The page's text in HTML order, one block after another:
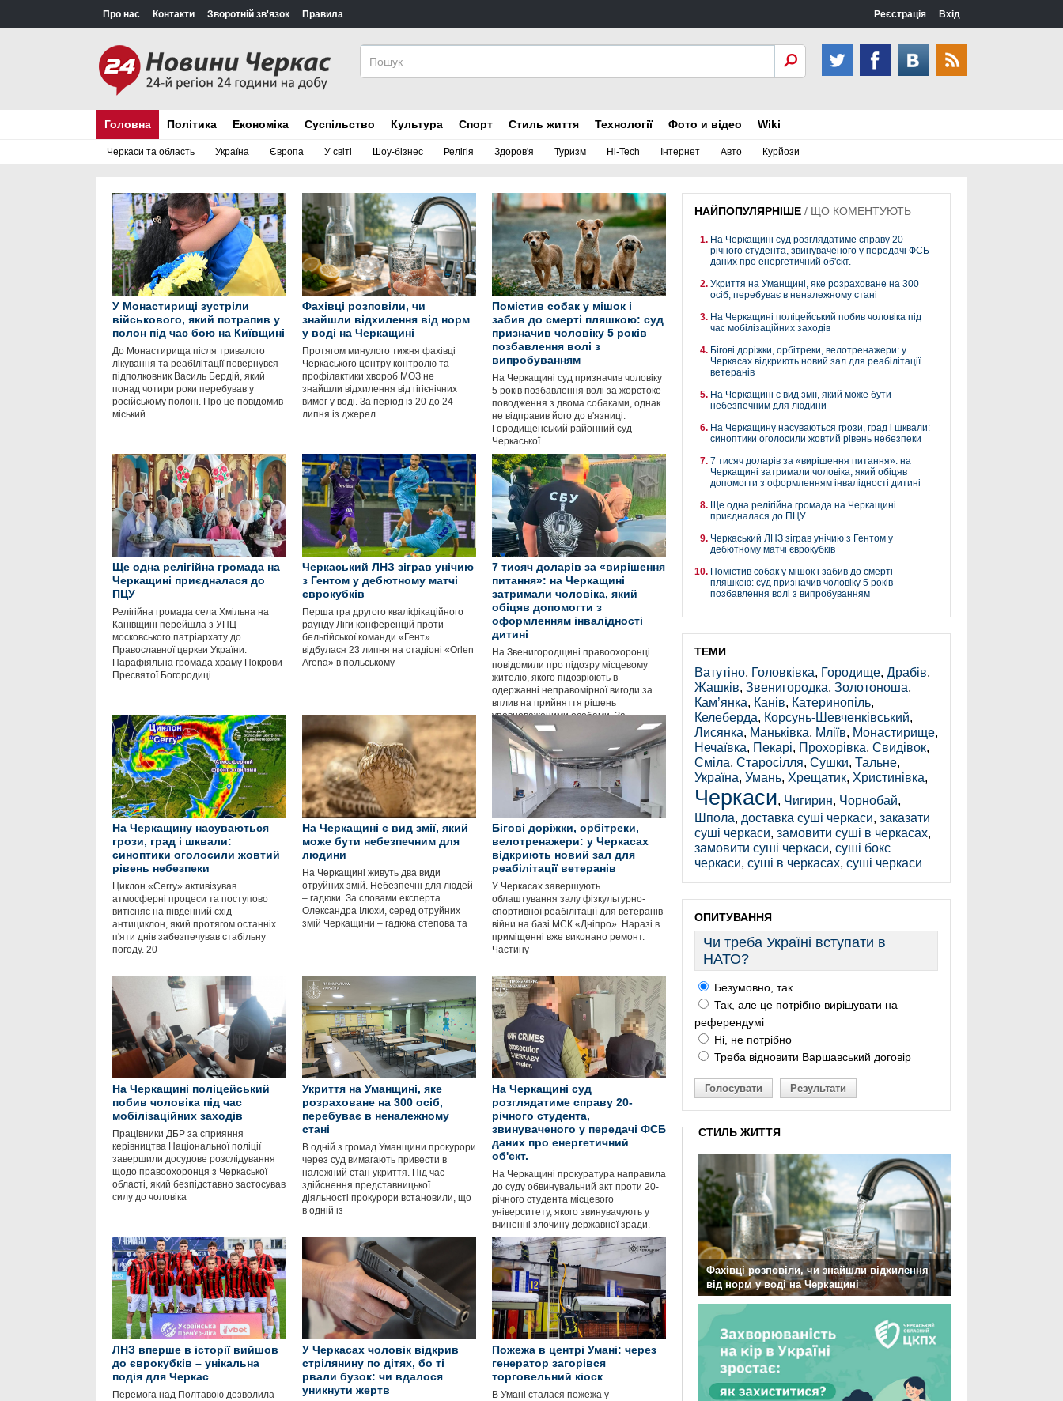
Про нас Контакти Зворотній зв'язок Правила Реєстрація Вхід
Головна
Черкаси та область Україна Європа У світі Шоу-бізнес Релігія Здоров'я Туризм Hi-Tech Інтернет Авто Курйози
Політика Економіка Суспільство Культура Спорт Стиль життя Технології Фото и відео Wiki
У Монастирищі зустріли
військового, який потрапив у
полон під час бою на Київщині
До Монастирища після тривалого
лікування та реабілітації повернувся
підполковник Василь Бердій, який
понад чотири роки перебував у
російському полоні. Про це повідомив
міський
Фахівці розповіли, чи
знайшли відхилення від норм
у воді на Черкащині
Протягом минулого тижня фахівці
Черкаського центру контролю та
профілактики хвороб МОЗ не
знайшли відхилення від гігієнічних
вимог у воді. За період із 20 до 24
липня із джерел
Помістив собак у мішок і
забив до смерті пляшкою: суд
призначив чоловіку 5 років
позбавлення волі з
випробуванням
На Черкащині суд призначив чоловіку
5 років позбавлення волі за жорстоке
поводження з двома собаками, однак
не відправив його до в'язниці.
Городищенський районний суд
Черкаської
Ще одна релігійна громада на
Черкащині приєдналася до
ПЦУ
Релігійна громада села Хмільна на
Канівщині перейшла з УПЦ
московського патріархату до
Православної церкви України.
Парафіяльна громада храму Покрови
Пресвятої Богородиці
Черкаський ЛНЗ зіграв унічию
з Гентом у дебютному матчі
єврокубків
Перша гра другого кваліфікаційного
раунду Ліги конференцій проти
бельгійської команди «Гент»
відбулася 23 липня на стадіоні «Orlen
Arena» в польському
7 тисяч доларів за «вирішення
питання»: на Черкащині
затримали чоловіка, який
обіцяв допомогти з
оформленням інвалідності
дитині
На Звенигородщині правоохоронці
повідомили про підозру місцевому
жителю, якого підозрюють в
одержанні неправомірної вигоди за
вплив на прийняття рішень
уповноваженими особами. За
На Черкащину насуваються
грози, град і шквали:
синоптики оголосили жовтий
рівень небезпеки
Циклон «Cerry» активізував
атмосферні процеси та поступово
витісняє на південний схід
антициклон, який протягом останніх
п'яти днів забезпечував стабільну
погоду. 20
На Черкащині є вид змії, який
може бути небезпечним для
людини
На Черкащині живуть два види
отруйних змій. Небезпечні для людей
– гадюки. За словами експерта
Олександра Ілюхи, серед отруйних
змій Черкащини – гадюка степова та
Бігові доріжки, орбітреки,
велотренажери: у Черкасах
відкриють новий зал для
реабілітації ветеранів
У Черкасах завершують
облаштування залу фізкультурно-
спортивної реабілітації для ветеранів
війни на базі МСК «Дніпро». Наразі в
приміщенні вже виконано ремонт.
Частину
На Черкащині поліцейський
побив чоловіка під час
мобілізаційних заходів
Працівники ДБР за сприяння
керівництва Національної поліції
завершили досудове розслідування
щодо правоохоронця з Черкаської
області, який безпідставно застосував
силу до чоловіка
Укриття на Уманщині, яке
розраховане на 300 осіб,
перебуває в неналежному
стані
В одній з громад Уманщини прокурори
через суд вимагають привести в
належний стан укриття. Під час
здійснення представницької
діяльності прокурори встановили, що
в одній із
На Черкащині суд
розглядатиме справу 20-
річного студента,
звинуваченого у передачі ФСБ
даних про енергетичний
об'єкт.
На Черкащині прокуратура направила
до суду обвинувальний акт проти 20-
річного студента місцевого
університету, якого звинувачують у
вчиненні злочину державної зради.
ЛНЗ вперше в історії вийшов
до єврокубків – унікальна
подія для Черкас
Перемога над Полтавою дозволила
У Черкасах чоловік відкрив
стрілянину по дітях, бо ті
рвали бузок: чи вдалося
уникнути жертв
Пожежа в центрі Умані: через
генератор загорівся
торговельний кіоск
В Умані сталася пожежа у
НАЙПОПУЛЯРНІШЕ / ЩО КОМЕНТУЮТЬ
На Черкащині суд розглядатиме справу 20-
річного студента, звинуваченого у передачі ФСБ
даних про енергетичний об'єкт.
Укриття на Уманщині, яке розраховане на 300
осіб, перебуває в неналежному стані
На Черкащині поліцейський побив чоловіка під
час мобілізаційних заходів
Бігові доріжки, орбітреки, велотренажери: у
Черкасах відкриють новий зал для реабілітації
ветеранів
На Черкащині є вид змії, який може бути
небезпечним для людини
На Черкащину насуваються грози, град і шквали:
синоптики оголосили жовтий рівень небезпеки
7 тисяч доларів за «вирішення питання»: на
Черкащині затримали чоловіка, який обіцяв
допомогти з оформленням інвалідності дитині
Ще одна релігійна громада на Черкащині
приєдналася до ПЦУ
Черкаський ЛНЗ зіграв унічию з Гентом у
дебютному матчі єврокубків
Помістив собак у мішок і забив до смерті
пляшкою: суд призначив чоловіку 5 років
позбавлення волі з випробуванням
ТЕМИ
Ватутіно, Головківка, Городище, Драбів,
Жашків, Звенигородка, Золотоноша,
Кам’янка, Канів, Катеринопіль,
Келеберда, Корсунь-Шевченківський,
Лисянка, Маньківка, Мліїв, Монастирище,
Нечаївка, Пекарі, Прохорівка, Свидівок,
Сміла, Старосілля, Сушки, Тальне,
Україна, Умань, Хрещатик, Христинівка,
Черкаси, Чигирин, Чорнобай,
Шпола, доставка суші черкаси, заказати
суші черкаси, замовити суші в черкасах,
замовити суші черкаси, суші бокс
черкаси, суші в черкасах, суші черкаси
ОПИТУВАННЯ
Чи треба Україні вступати в
НАТО?
Безумовно, так
Так, але це потрібно вирішувати на
референдумі
Ні, не потрібно
Треба відновити Варшавський договір
Голосувати Результати
СТИЛЬ ЖИТТЯ
Фахівці розповіли, чи знайшли відхилення
від норм у воді на Черкащині